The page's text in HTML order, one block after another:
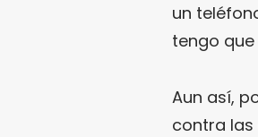
un
tengo
Aun así,
contra las